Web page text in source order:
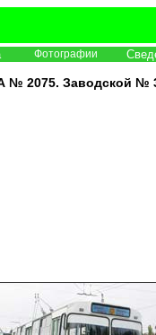
Фотографии
№ 2075. Заводской №